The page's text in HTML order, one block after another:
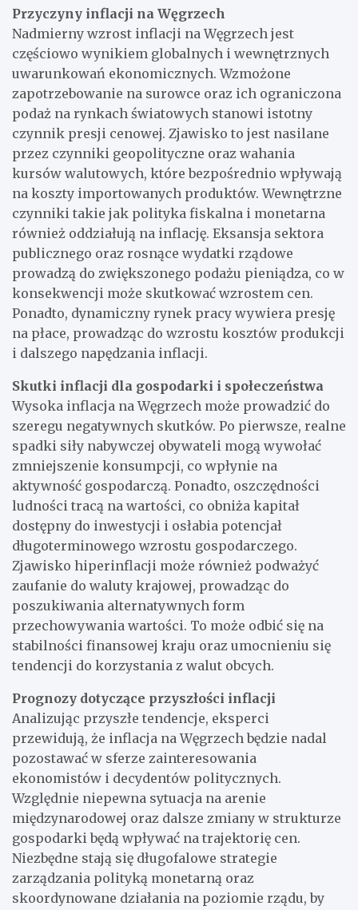
Przyczyny inflacji na Węgrzech
Nadmierny wzrost inflacji na Węgrzech jest
częściowo wynikiem globalnych i wewnętrznych
uwarunkowań ekonomicznych. Wzmożone
zapotrzebowanie na surowce oraz ich ograniczona
podaż na rynkach światowych stanowi istotny
czynnik presji cenowej. Zjawisko to jest nasilane
przez czynniki geopolityczne oraz wahania
kursów walutowych, które bezpośrednio wpływają
na koszty importowanych produktów. Wewnętrzne
czynniki takie jak polityka fiskalna i monetarna
również oddziałują na inflację. Eksansja sektora
publicznego oraz rosnące wydatki rządowe
prowadzą do zwiększonego podażu pieniądza, co w
konsekwencji może skutkować wzrostem cen.
Ponadto, dynamiczny rynek pracy wywiera presję
na płace, prowadząc do wzrostu kosztów produkcji
i dalszego napędzania inflacji.
Skutki inflacji dla gospodarki i społeczeństwa
Wysoka inflacja na Węgrzech może prowadzić do
szeregu negatywnych skutków. Po pierwsze, realne
spadki siły nabywczej obywateli mogą wywołać
zmniejszenie konsumpcji, co wpłynie na
aktywność gospodarczą. Ponadto, oszczędności
ludności tracą na wartości, co obniża kapitał
dostępny do inwestycji i osłabia potencjał
długoterminowego wzrostu gospodarczego.
Zjawisko hiperinflacji może również podważyć
zaufanie do waluty krajowej, prowadząc do
poszukiwania alternatywnych form
przechowywania wartości. To może odbić się na
stabilności finansowej kraju oraz umocnieniu się
tendencji do korzystania z walut obcych.
Prognozy dotyczące przyszłości inflacji
Analizując przyszłe tendencje, eksperci
przewidują, że inflacja na Węgrzech będzie nadal
pozostawać w sferze zainteresowania
ekonomistów i decydentów politycznych.
Względnie niepewna sytuacja na arenie
międzynarodowej oraz dalsze zmiany w strukturze
gospodarki będą wpływać na trajektorię cen.
Niezbędne stają się długofalowe strategie
zarządzania polityką monetarną oraz
skoordynowane działania na poziomie rządu, by